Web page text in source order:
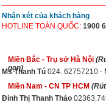
Nhận xét của khách hàng
HOTLINE TOÀN QUỐC: 1900
Miền Bắc - Trụ sở Hà Nội
gọn)
Ms Thanh Tú 024. 62757210 -
Miền Nam - CN TP HCM
Đinh Thị Thanh Thảo